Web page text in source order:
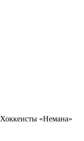
Хоккеисты «Немана»